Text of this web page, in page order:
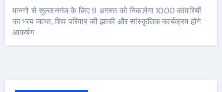
मानगो से सुल्तानगंज के लिए 9 अगस्त को निकलेगा 1000 कांवरियों
का भव्य जत्था, शिव परिवार की झांकी और सांस्कृतिक कार्यक्रम होंगे
आकर्षण